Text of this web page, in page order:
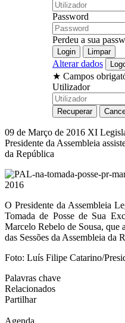
Password
Perdeu a sua
Alterar dados
★ Campos
Utilizador
09 de Março de 2016 XI
Presidente da Assembleia
da República
O Presidente da Assembleia
Tomada de Posse de Sua
Marcelo Rebelo de Sousa, que
das Sessões da Assembleia da
Foto: Luís Filipe Catarino/
Palavras chave
Relacionados
Partilhar
Agenda